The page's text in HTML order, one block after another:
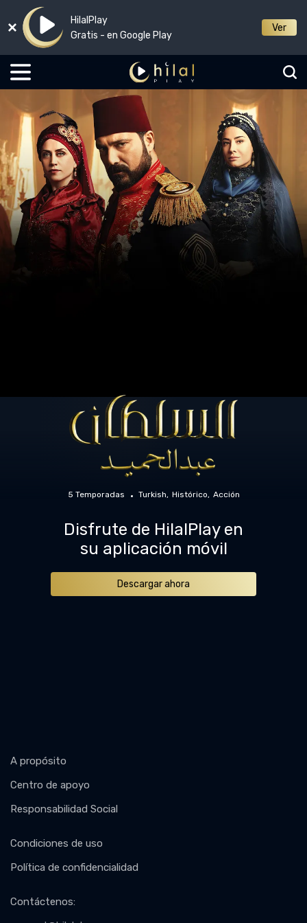
HilalPlay
Gratis - en Google Play
Ver
5 Temporadas Turkish Histórico Acción
Disfrute de HilalPlay en
su aplicación móvil
Descargar ahora
A propósito
Centro de apoyo
Responsabilidad Social
Condiciones de uso
Política de confidencialidad
Contáctenos: